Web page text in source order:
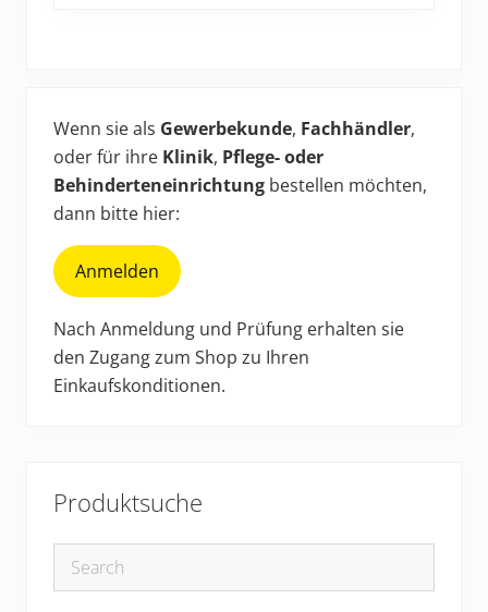
werden
Sidebar
Wenn sie als Gewerbekunde, Fachhändler,
oder für ihre Klinik, Pflege- oder
Behinderteneinrichtung bestellen möchten,
dann bitte hier:
Anmelden
Nach Anmeldung und Prüfung erhalten sie
den Zugang zum Shop zu Ihren
Einkaufskonditionen.
Produktsuche